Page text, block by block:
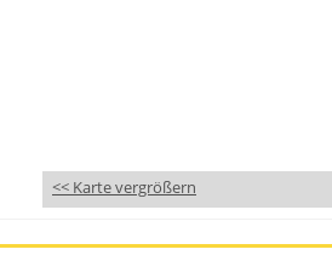
<< Karte vergrößern